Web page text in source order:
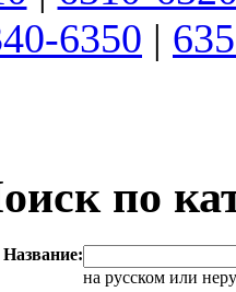
6350 |
по
Название:
на русском или